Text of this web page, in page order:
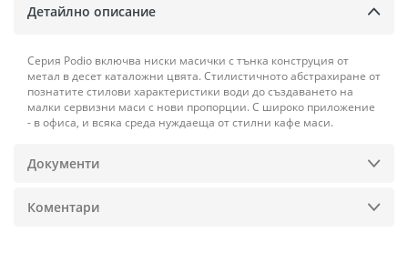
Детайлно описание
Серия Podio включва ниски масички с тънка конструция от
метал в десет каталожни цвята. Стилистичното абстрахиране от
познатите стилови характеристики води до създаването на
малки сервизни маси с нови пропорции. С широко приложение
- в офиса, и всяка среда нуждаеща от стилни кафе маси.
Документи
Коментари